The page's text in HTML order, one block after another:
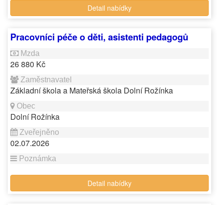
Detail nabídky
Pracovníci péče o děti, asistenti pedagogů
26 880 Kč
Základní škola a Mateřská škola Dolní Rožínka
Dolní Rožínka
02.07.2026
Detail nabídky